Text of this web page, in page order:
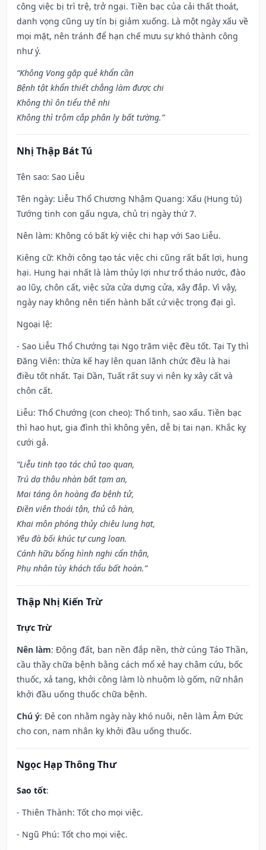
công việc bị trì trệ, trở ngại. Tiền bạc của cải thất thoát,
danh vọng cũng uy tín bị giảm xuống. Là một ngày xấu về
mọi mặt, nên tránh để hạn chế mưu sự khó thành công
như ý.
“Không Vong gặp quẻ khẩn cần
Bệnh tật khẩn thiết chẳng làm được chi
Không thì ôn tiểu thê nhi
Không thì trộm cắp phân ly bất tường.”
Nhị Thập Bát Tú
Tên sao: Sao Liễu
Tên ngày: Liễu Thổ Chương Nhậm Quang: Xấu (Hung tú)
Tướng tinh con gấu ngựa, chủ trị ngày thứ 7.
Nên làm: Không có bất kỳ việc chi hạp với Sao Liễu.
Kiêng cữ: Khởi công tạo tác việc chi cũng rất bất lợi, hung
hại. Hung hại nhất là làm thủy lợi như trổ tháo nước, đào
ao lũy, chôn cất, việc sửa cửa dựng cửa, xây đắp. Vì vậy,
ngày nay không nên tiến hành bất cứ việc trọng đại gì.
Ngoại lệ:
- Sao Liễu Thổ Chướng tại Ngọ trăm việc đều tốt. Tại Tỵ thì
Đăng Viên: thừa kế hay lên quan lãnh chức đều là hai
điều tốt nhất. Tại Dần, Tuất rất suy vi nên kỵ xây cất và
chôn cất.
Liễu: Thổ Chướng (con cheo): Thổ tinh, sao xấu. Tiền bạc
thì hao hụt, gia đình thì không yên, dễ bị tai nạn. Khắc kỵ
cưới gả.
“Liễu tinh tạo tác chủ tao quan,
Trú dạ thâu nhàn bất tạm an,
Mai táng ôn hoàng đa bệnh tử,
Điền viên thoái tận, thủ cô hàn,
Khai môn phóng thủy chiêu lung hạt,
Yêu đà bối khúc tự cung loan.
Cánh hữu bổng hình nghi cẩn thận,
Phụ nhân tùy khách tẩu bất hoàn.”
Thập Nhị Kiến Trừ
Trực Trừ
Nên làm: Động đất, ban nền đắp nền, thờ cúng Táo Thần,
cầu thầy chữa bệnh bằng cách mổ xẻ hay châm cứu, bốc
thuốc, xả tang, khởi công làm lò nhuộm lò gốm, nữ nhân
khởi đầu uống thuốc chữa bệnh.
Chú ý: Đẻ con nhằm ngày này khó nuôi, nên làm Âm Đức
cho con, nam nhân kỵ khởi đầu uống thuốc.
Ngọc Hạp Thông Thư
Sao tốt:
- Thiên Thành: Tốt cho mọi việc.
- Ngũ Phú: Tốt cho mọi việc.